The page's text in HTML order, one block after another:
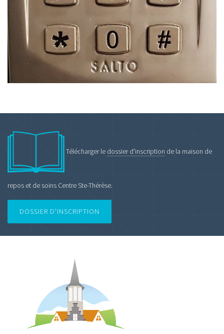
Télécharger le dossier d'inscription de la maison de
repos et de soins Centre Ste-Thérèse.
DOSSIER D'INSCRIPTION